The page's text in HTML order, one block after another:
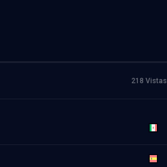
218 Vistas